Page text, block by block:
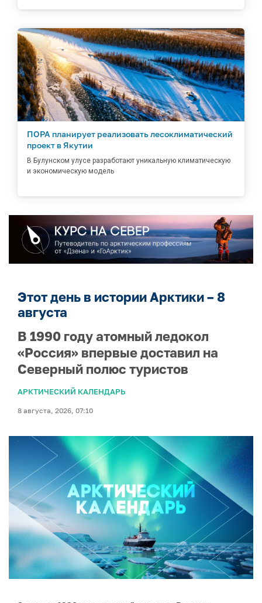
ПОРА планирует реализовать лесоклиматический
проект в Якутии
В Булунском улусе разработают уникальную климатическую
и экономическую модель
Этот день в истории Арктики – 8
августа
В 1990 году атомный ледокол
«Россия» впервые доставил на
Северный полюс туристов
АРКТИЧЕСКИЙ КАЛЕНДАРЬ
8 августа, 2026, 07:10